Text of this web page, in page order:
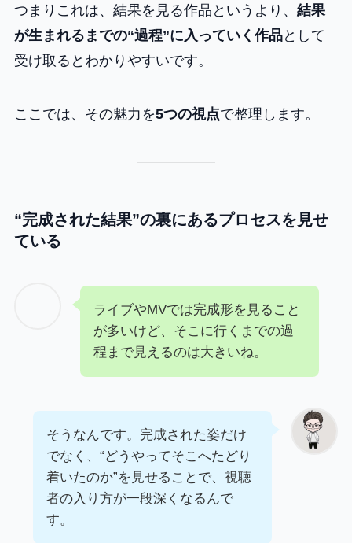
つまりこれは、結果を見る作品というより、 結果
が生まれるまでの“過程”に入っていく作品として
受け取るとわかりやすいです。
ここでは、その魅力を5つの視点で整理します。
“完成された結果”の裏にあるプロセスを見せ
ている
ライブやMVでは完成形を見ること
が多いけど、そこに行くまでの過
程まで見えるのは大きいね。
そうなんです。完成された姿だけ
でなく、“どうやってそこへたどり
着いたのか”を見せることで、視聴
者の入り方が一段深くなるんで
す。